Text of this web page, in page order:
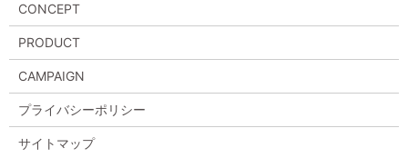
CONCEPT
PRODUCT
CAMPAIGN
プライバシーポリシー
サイトマップ